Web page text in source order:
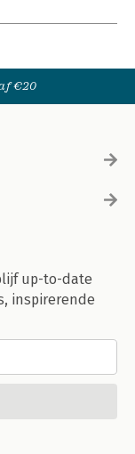
€20
up-to-date
inspirerende